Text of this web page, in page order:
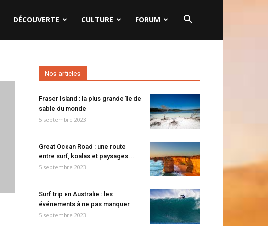
DÉCOUVERTE CULTURE FORUM
Nos articles
Fraser Island : la plus grande île de
sable du monde
5 septembre 2023
Great Ocean Road : une route
entre surf, koalas et paysages...
5 septembre 2023
Surf trip en Australie : les
événements à ne pas manquer
5 septembre 2023